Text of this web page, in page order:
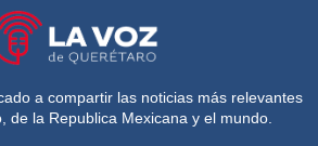
a compartir las noticias más relevantes
de la Republica Mexicana y el mundo.